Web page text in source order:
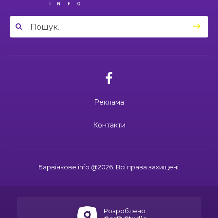
один вибір — захищати Україну
04:27
Барвінківського ліцею №1 пройшли фахове
Спільними зусиллями заради дітей: у
Вони віддали життя за Україну: 3
липня вшановуємо пам’ять Миколи
Поки звучить материнська молитва,
живе пам’ять
життя зупинився на цифрі 24
Барвінкове info @2026. Всі права захищені.
Реклама
Контакти
Розроблено